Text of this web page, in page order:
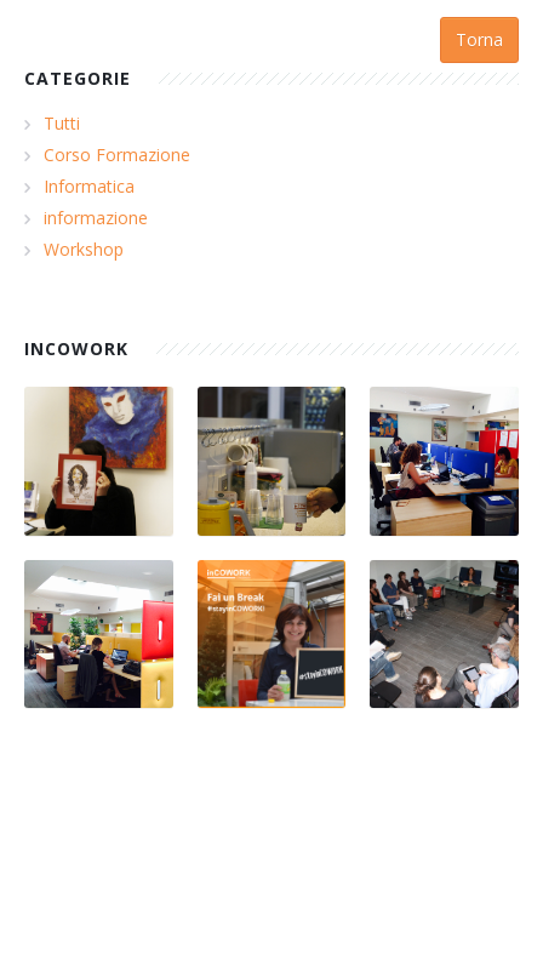
Torna
CATEGORIE
Tutti
Corso Formazione
Informatica
informazione
Workshop
INCOWORK